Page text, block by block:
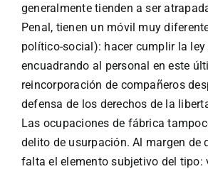
generalmente tienden a ser
Penal, tienen un móvil muy
político-social): hacer cumplir la ley
encuadrando al personal en este
reincorporación de compañeros
defensa de los derechos de la
Las ocupaciones de fábrica
delito de usurpación. Al margen de
falta el elemento subjetivo del tipo: